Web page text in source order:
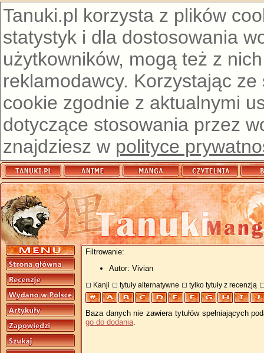
Tanuki.pl korzysta z plików
statystyk i dla dostosowania
użytkowników, mogą też z
reklamodawcy. Korzystając
cookie zgodnie z aktualnymi
dotyczące stosowania przez
znajdziesz w polityce
Filtrowanie:
Autor: Vivian
Kanji tytuły alternatywne tylko tytuły z recenzją
Baza danych nie zawiera tytułów spełniających
go do dodania.